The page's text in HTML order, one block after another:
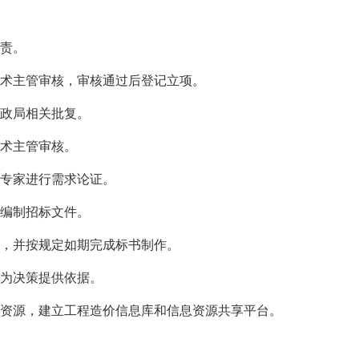
。
管审核，审核通过后登记立项。
局相关批复。
主管审核。
家进行需求论证。
制招标文件。
并按规定如期完成标书制作。
决策提供依据。
，建立工程造价信息库和信息资源共享平台。